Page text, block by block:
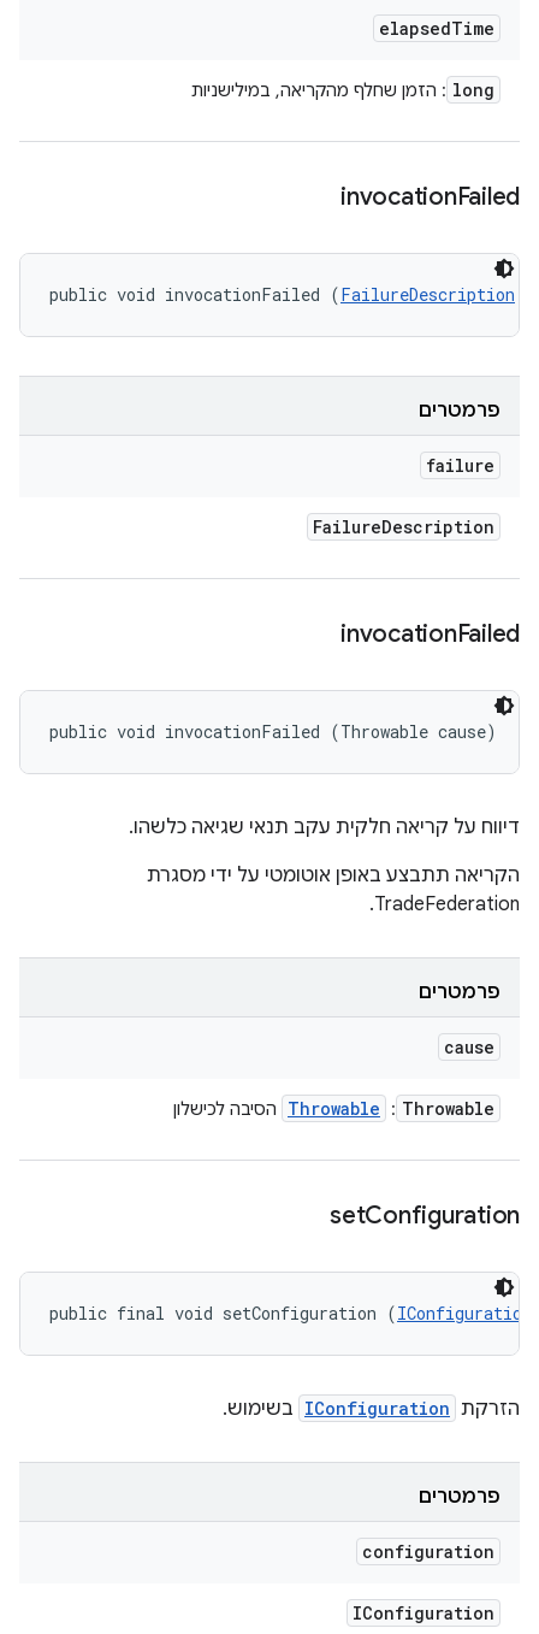
elapsedTime
long : הזמן שחלף מהקריאה, במילישניות
invocationFailed
public void invocationFailed (FailureDescription
פרמטרים
failure
FailureDescription
invocationFailed
public void invocationFailed (Throwable cause)
דיווח על קריאה חלקית עקב תנאי שגיאה כלשהו.
הקריאה תתבצע באופן אוטומטי על ידי מסגרת
TradeFederation.
פרמטרים
cause
Throwable
:
Throwable הסיבה לכישלון
setConfiguration
public final void setConfiguration (IConfiguration
הזרקת IConfiguration בשימוש.
פרמטרים
configuration
IConfiguration